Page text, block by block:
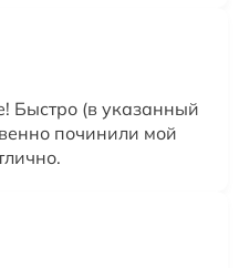
Быстро (в указанный
починили мой